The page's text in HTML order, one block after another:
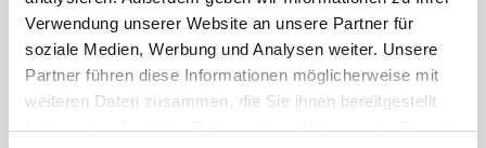
Verwendung unserer Website an unsere Partner für
soziale Medien, Werbung und Analysen weiter. Unsere
Partner führen diese Informationen möglicherweise mit
weiteren Daten zusammen, die Sie ihnen bereitgestellt
haben oder die sie im Rahmen Ihrer Nutzung der Dienste
24 Std. 7T 1M 3M 1J 5J